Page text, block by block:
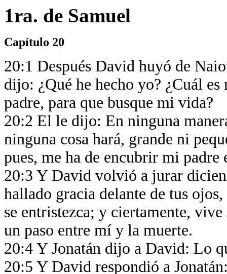
1ra. de Samuel
Capítulo 20
20:1 Después David huyó de
dijo: ¿Qué he hecho yo? ¿Cuál
padre, para que busque mi vida?
20:2 El le dijo: En ninguna
ninguna cosa hará, grande ni
pues, me ha de encubrir mi padre
20:3 Y David volvió a jurar
hallado gracia delante de tus
se entristezca; y ciertamente,
un paso entre mí y la muerte.
20:4 Y Jonatán dijo a David: Lo
20:5 Y David respondió a